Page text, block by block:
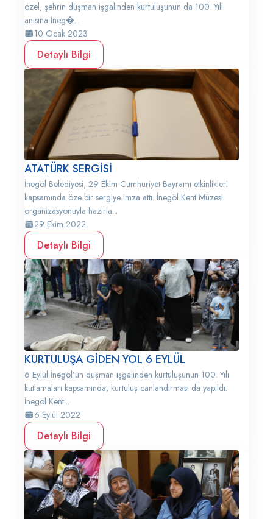
özel, şehrin düşman işgalinden kurtuluşunun da 100. Yılı
anısına İneg�...
10 Ocak 2023
Detaylı Bilgi
ATATÜRK SERGİSİ
İnegöl Belediyesi, 29 Ekim Cumhuriyet Bayramı etkinlikleri
kapsamında öze bir sergiye imza attı. İnegöl Kent Müzesi
organizasyonuyla hazırla...
29 Ekim 2022
Detaylı Bilgi
KURTULUŞA GİDEN YOL 6 EYLÜL
6 Eylül İnegöl’ün düşman işgalinden kurtuluşunun 100. Yılı
kutlamaları kapsamında, kurtuluş canlandırması da yapıldı.
İnegöl Kent...
6 Eylül 2022
Detaylı Bilgi